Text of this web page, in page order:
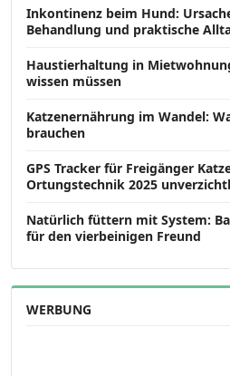
Inkontinenz beim Hund:
Behandlung und praktische
Haustierhaltung in
wissen müssen
Katzenernährung im Wandel:
brauchen
GPS Tracker für Freigänger
Ortungstechnik 2025
Natürlich füttern mit System:
für den vierbeinigen Freund
WERBUNG